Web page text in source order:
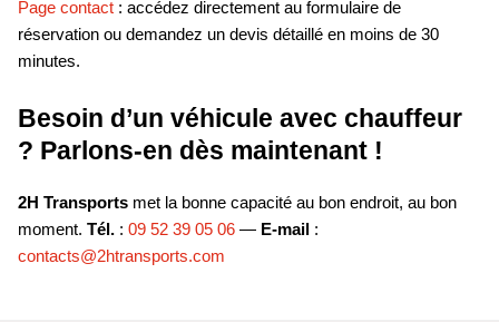
Page contact : accédez directement au formulaire de
réservation ou demandez un devis détaillé en moins de 30
minutes.
Besoin d’un véhicule avec chauffeur
? Parlons-en dès maintenant !
2H Transports met la bonne capacité au bon endroit, au bon
moment. Tél. : 09 52 39 05 06 — E-mail :
contacts@2htransports.com